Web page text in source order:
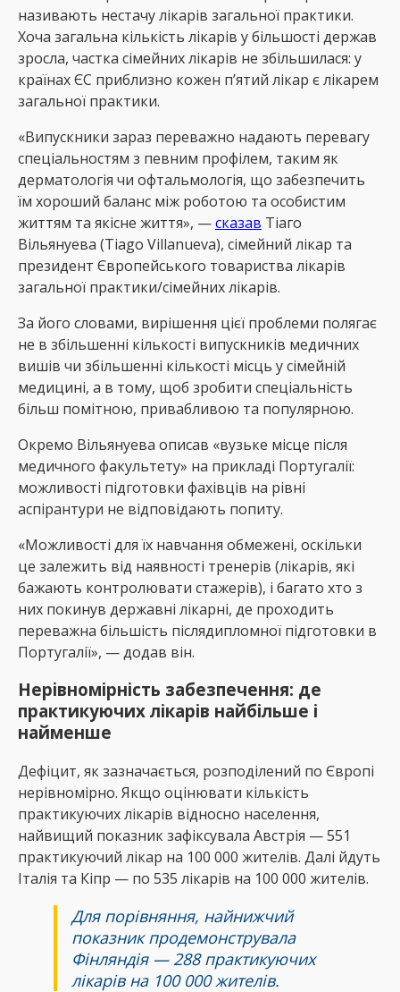
називають нестачу лікарів загальної практики.
Хоча загальна кількість лікарів у більшості держав
зросла, частка сімейних лікарів не збільшилася: у
країнах ЄС приблизно кожен п’ятий лікар є лікарем
загальної практики.
«Випускники зараз переважно надають перевагу
спеціальностям з певним профілем, таким як
дерматологія чи офтальмологія, що забезпечить
їм хороший баланс між роботою та особистим
життям та якісне життя», —сказав Тіаго
Вільянуева (Tiago Villanueva), сімейний лікар та
президент Європейського товариства лікарів
загальної практики/сімейних лікарів.
За його словами, вирішення цієї проблеми полягає
не в збільшенні кількості випускників медичних
вишів чи збільшенні кількості місць у сімейній
медицині, а в тому, щоб зробити спеціальність
більш помітною, привабливою та популярною.
Окремо Вільянуева описав «вузьке місце після
медичного факультету» на прикладі Португалії:
можливості підготовки фахівців на рівні
аспірантури не відповідають попиту.
«Можливості для їх навчання обмежені, оскільки
це залежить від наявності тренерів (лікарів, які
бажають контролювати стажерів), і багато хто з
них покинув державні лікарні, де проходить
переважна більшість післядипломної підготовки в
Португалії», — додав він.
Нерівномірність забезпечення: де
практикуючих лікарів найбільше і
найменше
Дефіцит, як зазначається, розподілений по Європі
нерівномірно. Якщо оцінювати кількість
практикуючих лікарів відносно населення,
найвищий показник зафіксувала Австрія — 551
практикуючий лікар на 100 000 жителів. Далі йдуть
Італія та Кіпр — по 535 лікарів на 100 000 жителів.
Для порівняння, найнижчий
показник продемонструвала
Фінляндія — 288 практикуючих
лікарів на 100 000 жителів.